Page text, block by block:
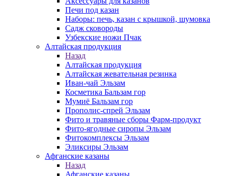
Печи под казан
Наборы: печь, казан с крышкой, шумовка
Садж сковороды
Узбекские ножи Пчак
Алтайская продукция
Назад
Алтайская продукция
Алтайская жевательная резинка
Иван-чай Эльзам
Косметика Бальзам гор
Мумиё Бальзам гор
Прополис-спрей Эльзам
Фито и травяные сборы Фарм-продукт
Фито-ягодные сиропы Эльзам
Фитокомплексы Эльзам
Эликсиры Эльзам
Афганские казаны
Назад
Афганские казаны